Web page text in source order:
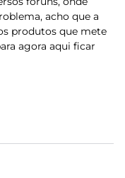
acho que a
produtos que mete
agora aqui ficar